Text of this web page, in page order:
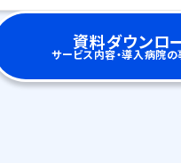
資料ダウンロ
サービス内容・導入病院